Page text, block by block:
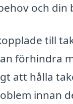
och din
till
förhindra
att hålla
innan